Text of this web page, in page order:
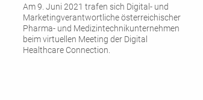
Am 9. Juni 2021 trafen sich Digital- und
Marketingverantwortliche österreichischer
Pharma- und Medizintechnikunternehmen
beim virtuellen Meeting der Digital
Healthcare Connection.